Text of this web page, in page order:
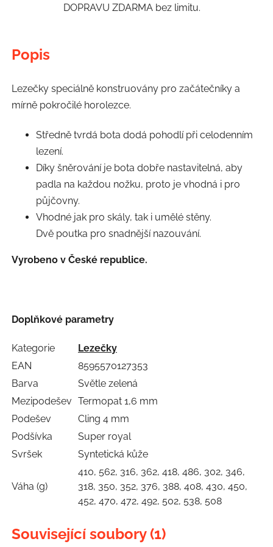
DOPRAVU ZDARMA bez limitu.
Popis
Lezečky speciálně konstruovány pro začátečníky a
mírně pokročilé horolezce.
Středně tvrdá bota dodá pohodlí při celodenním
lezení.
Díky šněrování je bota dobře nastavitelná, aby
padla na každou nožku, proto je vhodná i pro
půjčovny.
Vhodné jak pro skály, tak i umělé stěny.
Dvě poutka pro snadnější nazouvání.
Vyrobeno v České republice.
Doplňkové parametry
Kategorie
Lezečky
EAN
8595570127353
Barva
Světle zelená
Mezipodešev Termopat 1,6 mm
Podešev
Cling 4 mm
Podšívka
Super royal
Svršek
Syntetická kůže
Váha (g)
410, 562, 316, 362, 418, 486, 302, 346,
318, 350, 352, 376, 388, 408, 430, 450,
452, 470, 472, 492, 502, 538, 508
Související soubory (1)